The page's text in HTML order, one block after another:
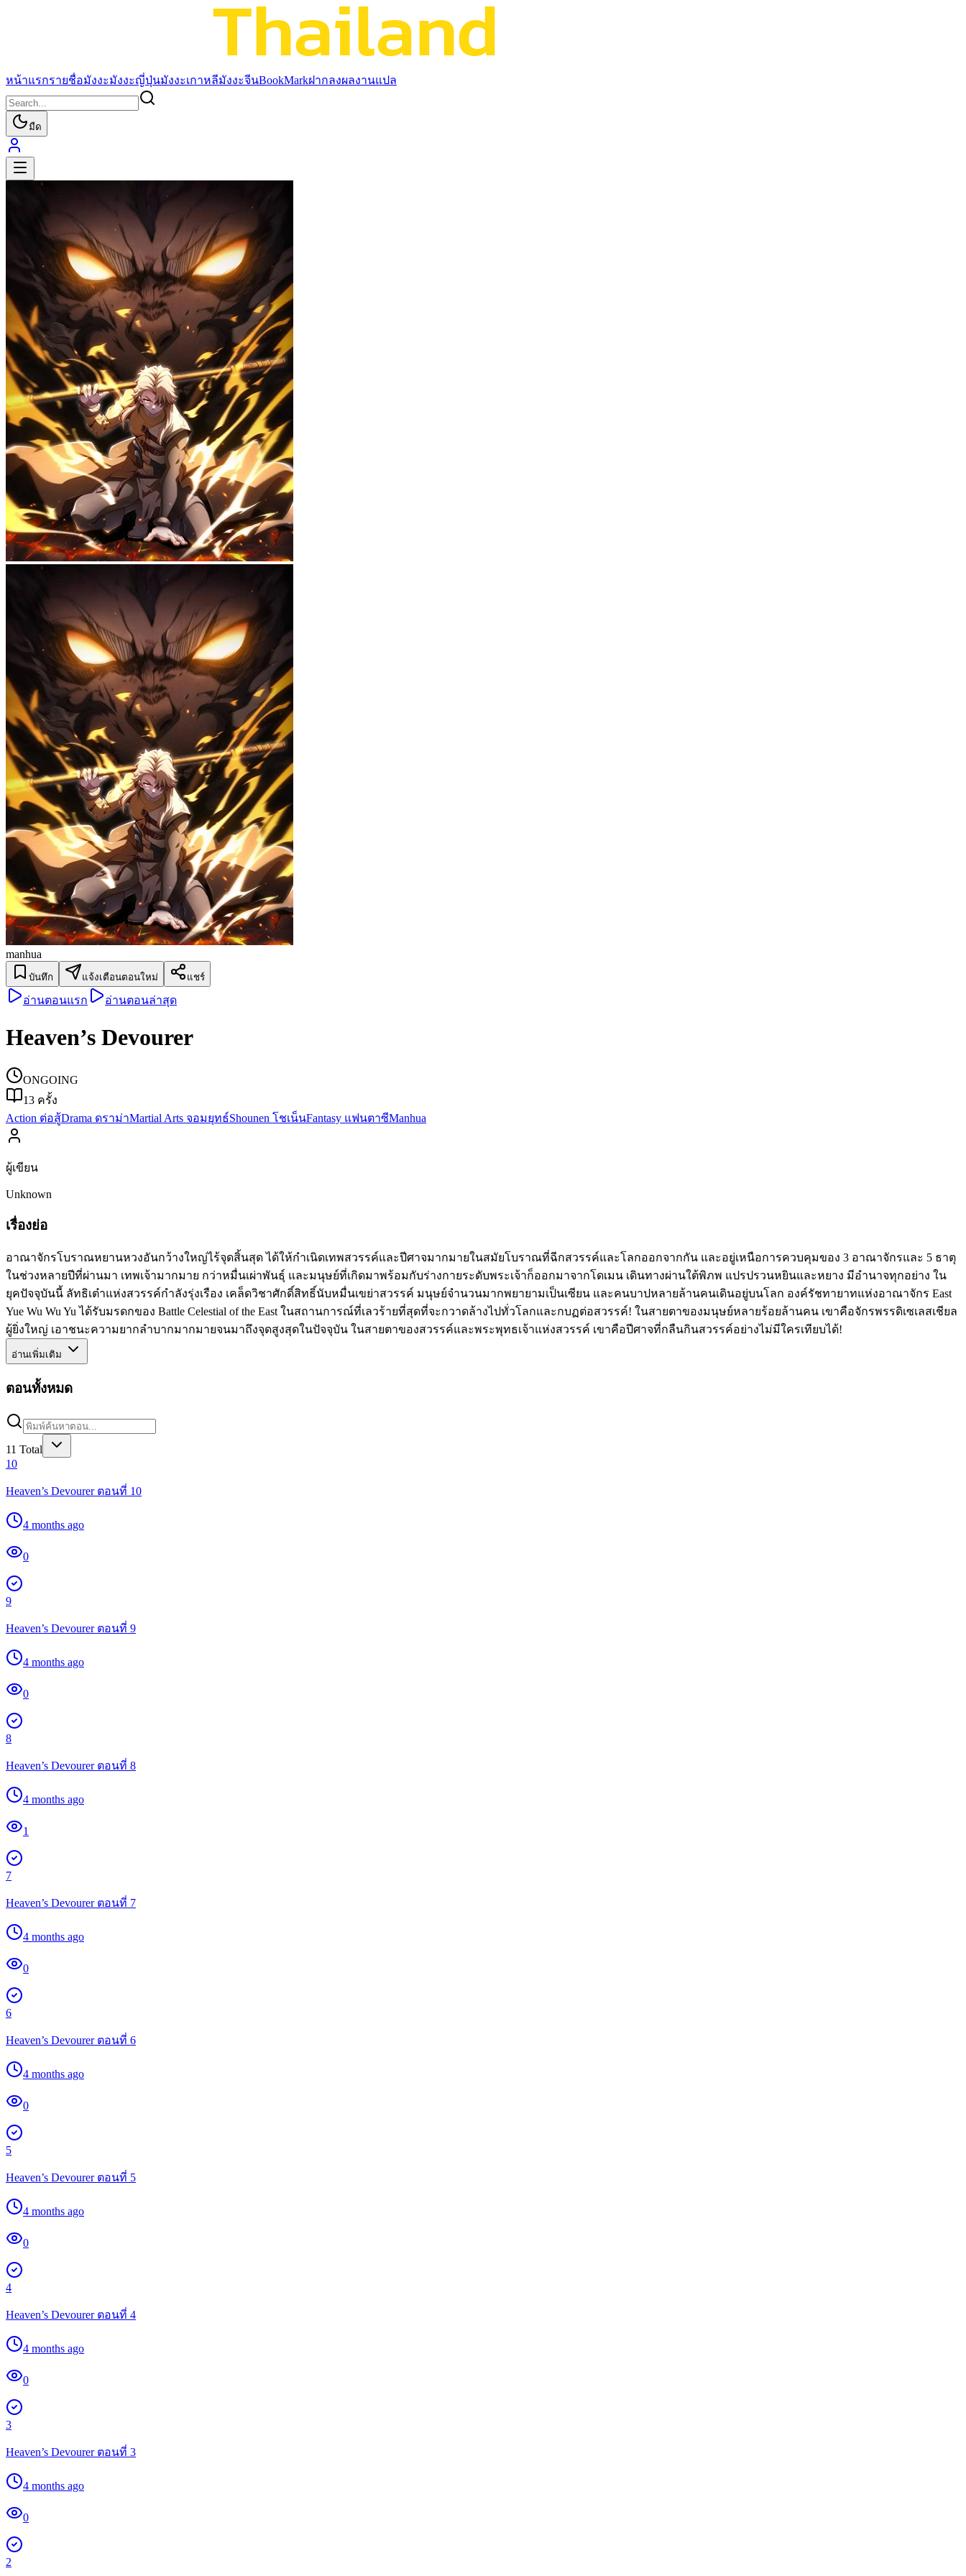
หน้าแรกรายชื่อมังงะมังงะญี่ปุ่นมังงะเกาหลีมังงะจีนBookMarkฝากลงผลงานแปล
มืด
manhua
บันทึก แจ้งเตือนตอนใหม่ แชร์
อ่านตอนแรก อ่านตอนล่าสุด
Heaven’s Devourer
ONGOING
13 ครั้ง
Action ต่อสู้Drama ดราม่าMartial Arts จอมยุทธ์Shounen โชเน็นFantasy แฟนตาซีManhua
ผู้เขียน
Unknown
เรื่องย่อ
อาณาจักรโบราณหยานหวงอันกว้างใหญ่ไร้จุดสิ้นสุด ได้ให้กำเนิดเทพสวรรค์และปีศาจมากมายในสมัยโบราณที่ฉีกสวรรค์และโลกออกจากกัน และอยู่เหนือการควบคุมของ 3 อาณาจักรและ 5 ธาตุ
ในช่วงหลายปีที่ผ่านมา เทพเจ้ามากมาย กว่าหมื่นเผ่าพันธุ์ และมนุษย์ที่เกิดมาพร้อมกับร่างกายระดับพระเจ้าก็ออกมาจากโดเมน เดินทางผ่านใต้พิภพ แปรปรวนหยินและหยาง มีอำนาจทุกอย่าง ใน
ยุคปัจจุบันนี้ ลัทธิเต๋าแห่งสวรรค์กำลังรุ่งเรือง เคล็ดวิชาศักดิ์สิทธิ์นับหมื่นเขย่าสวรรค์ มนุษย์จำนวนมากพยายามเป็นเซียน และคนบาปหลายล้านคนเดินอยู่บนโลก องค์รัชทายาทแห่งอาณาจักร East
Yue Wu Wu Yu ได้รับมรดกของ Battle Celestial of the East ในสถานการณ์ที่เลวร้ายที่สุดที่จะกวาดล้างไปทั่วโลกและกบฏต่อสวรรค์! ในสายตาของมนุษย์หลายร้อยล้านคน เขาคือจักรพรรดิเซเลสเชียล
ผู้ยิ่งใหญ่ เอาชนะความยากลำบากมากมายจนมาถึงจุดสูงสุดในปัจจุบัน ในสายตาของสวรรค์และพระพุทธเจ้าแห่งสวรรค์ เขาคือปีศาจที่กลืนกินสวรรค์อย่างไม่มีใครเทียบได้!
อ่านเพิ่มเติม
ตอนทั้งหมด
11 Total
10
Heaven’s Devourer ตอนที่ 10
4 months ago
0
9
Heaven’s Devourer ตอนที่ 9
4 months ago
0
8
Heaven’s Devourer ตอนที่ 8
4 months ago
1
7
Heaven’s Devourer ตอนที่ 7
4 months ago
0
6
Heaven’s Devourer ตอนที่ 6
4 months ago
0
5
Heaven’s Devourer ตอนที่ 5
4 months ago
0
4
Heaven’s Devourer ตอนที่ 4
4 months ago
0
3
Heaven’s Devourer ตอนที่ 3
4 months ago
0
2